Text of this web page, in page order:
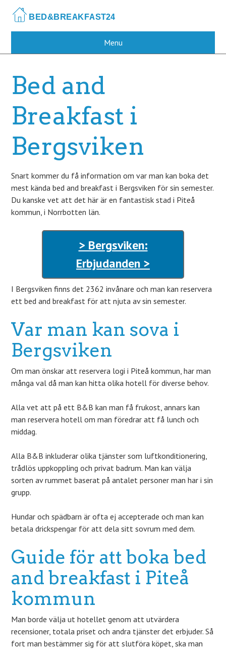
main
Menu
Bed and
Breakfast i
Bergsviken
Snart kommer du få information om var man kan boka det
mest kända bed and breakfast i Bergsviken för sin semester.
Du kanske vet att det här är en fantastisk stad i Piteå
kommun, i Norrbotten län.
> Bergsviken:
Erbjudanden >
I Bergsviken finns det 2362 invånare och man kan reservera
ett bed and breakfast för att njuta av sin semester.
Var man kan sova i
Bergsviken
Om man önskar att reservera logi i Piteå kommun, har man
många val då man kan hitta olika hotell för diverse behov.
Alla vet att på ett B&B kan man få frukost, annars kan
man reservera hotell om man föredrar att få lunch och
middag.
Alla B&B inkluderar olika tjänster som luftkonditionering,
trådlös uppkoppling och privat badrum. Man kan välja
sorten av rummet baserat på antalet personer man har i sin
grupp.
Hundar och spädbarn är ofta ej accepterade och man kan
betala drickspengar för att dela sitt sovrum med dem.
Guide för att boka bed
and breakfast i Piteå
kommun
Man borde välja ut hotellet genom att utvärdera
recensioner, totala priset och andra tjänster det erbjuder. Så
fort man bestämmer sig för att slutföra köpet, ska man